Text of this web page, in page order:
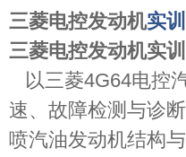
三菱电控发动机实
三菱电控发动机实
以三菱4G64电控
速、故障检测与诊
喷汽油发动机结构